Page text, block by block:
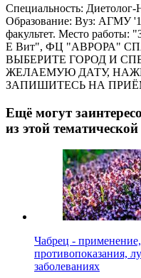
Специальность:
Образование: Вуз: АГМУ
факультет. Место работы:
Е Вит", ФЦ "АВРОРА"
ВЫБЕРИТЕ ГОРОД И
ЖЕЛАЕМУЮ ДАТУ,
ЗАПИШИТЕСЬ НА
Ещё могут
из этой
Чабрец -
противопоказания,
заболеваниях